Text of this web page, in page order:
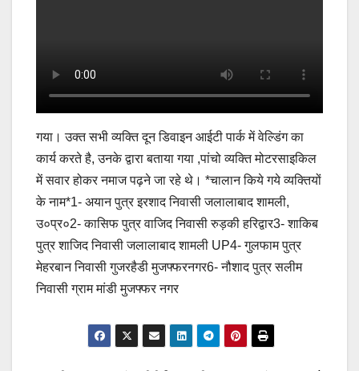
गया। उक्त सभी व्यक्ति दून डिवाइन आईटी पार्क में वेल्डिंग का
कार्य करते है, उनके द्वारा बताया गया ,पांचो व्यक्ति मोटरसाइकिल
में सवार होकर नमाज पढ़ने जा रहे थे। *चालान किये गये व्यक्तियों
के नाम*1- अयान पुत्र इरशाद निवासी जलालाबाद शामली,
उ०प्र०2- कासिफ पुत्र वाजिद निवासी रुड़की हरिद्वार3- शाकिब
पुत्र शाजिद निवासी जलालाबाद शामली UP4- गुलफाम पुत्र
मेहरबान निवासी गुजरहैडी मुजफ्फरनगर6- नौशाद पुत्र सलीम
निवासी ग्राम मांडी मुजफ्फर नगर